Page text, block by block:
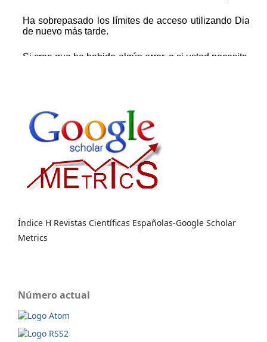
Índice H Revistas Científicas Españolas-Google Scholar
Metrics
Número actual